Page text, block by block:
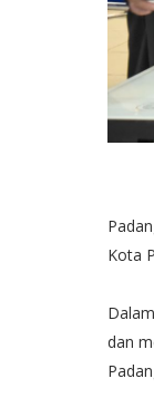
Kota
dan